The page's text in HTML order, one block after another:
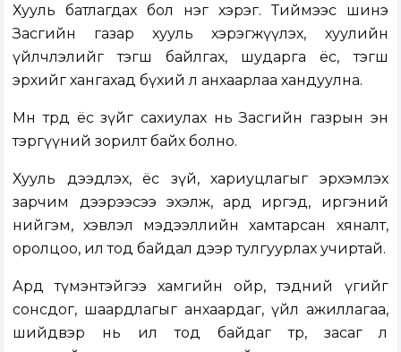
Хууль батлагдах бол нэг хэрэг. Тиймээс шинэ
Засгийн газар хууль хэрэгжүүлэх, хуулийн
үйлчлэлийг тэгш байлгах, шударга ёс, тэгш
эрхийг хангахад бүхий л анхаарлаа хандуулна.
Мөн төрд ёс зүйг сахиулах нь Засгийн газрын эн
тэргүүний зорилт байх болно.
Хууль дээдлэх, ёс зүй, хариуцлагыг эрхэмлэх
зарчим дээрээсээ эхэлж, ард иргэд, иргэний
нийгэм, хэвлэл мэдээллийн хамтарсан хяналт,
оролцоо, ил тод байдал дээр тулгуурлах учиртай.
Ард түмэнтэйгээ хамгийн ойр, тэдний үгийг
сонсдог, шаардлагыг анхаардаг, үйл ажиллагаа,
шийдвэр нь ил тод байдаг төр, засаг л